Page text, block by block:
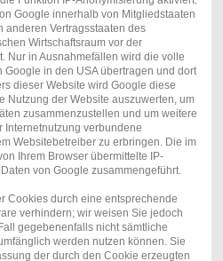
Google innerhalb von Mitgliedstaaten
anderen Vertragsstaaten des
Wirtschaftsraum vor der
Nur in Ausnahmefällen wird die volle
Google in den USA übertragen und dort
dieser Website wird Google diese
Nutzung der Website auszuwerten, um
zusammenzustellen und um weitere
Internetnutzung verbundene
Websitebetreiber zu erbringen. Die im
Ihrem Browser übermittelte IP-
von Google zusammengeführt.
Cookies durch eine entsprechende
verhindern; wir weisen Sie jedoch
gegebenenfalls nicht sämtliche
werden nutzen können. Sie
der durch den Cookie erzeugten